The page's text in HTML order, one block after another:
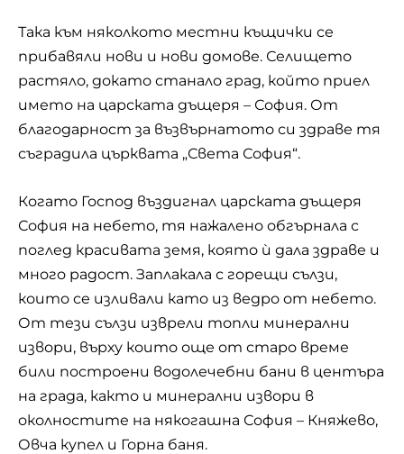
Така към няколкото местни къщички се
прибавяли нови и нови домове. Селището
растяло, докато станало град, който приел
името на царската дъщеря – София. От
благодарност за възвърнатото си здраве тя
съградила църквата „Света София“.
Когато Господ въздигнал царската дъщеря
София на небето, тя нажалено обгърнала с
поглед красивата земя, която ѝ дала здраве и
много радост. Заплакала с горещи сълзи,
които се изливали като из ведро от небето.
От тези сълзи изврели топли минерални
извори, върху които още от старо време
били построени водолечебни бани в центъра
на града, както и минерални извори в
околностите на някогашна София – Княжево,
Овча купел и Горна баня.